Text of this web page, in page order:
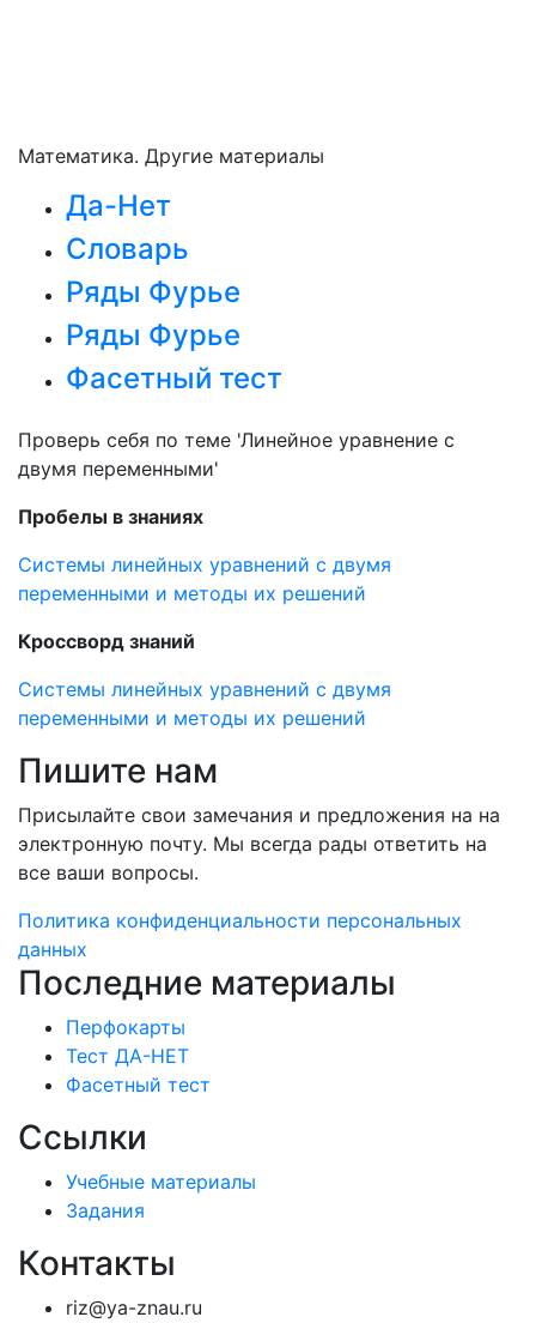
Математика. Другие материалы
Да-Нет
Словарь
Ряды Фурье
Ряды Фурье
Фасетный тест
Проверь себя по теме 'Линейное уравнение с
двумя переменными'
Пробелы в знаниях
Системы линейных уравнений с двумя
переменными и методы их решений
Кроссворд знаний
Системы линейных уравнений с двумя
переменными и методы их решений
Пишите нам
Присылайте свои замечания и предложения на на
электронную почту. Мы всегда рады ответить на
все ваши вопросы.
Политика конфиденциальности персональных
данных
Последние материалы
Перфокарты
Тест ДА-НЕТ
Фасетный тест
Ссылки
Учебные материалы
Задания
Контакты
riz@ya-znau.ru